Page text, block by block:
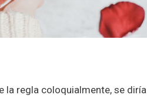
la regla coloquialmente, se diría